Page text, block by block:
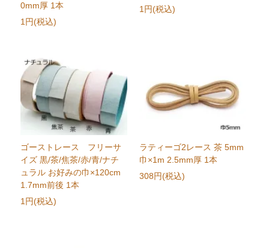
0mm厚 1本
1円(税込)
1円(税込)
ゴーストレース フリーサ
イズ 黒/茶/焦茶/赤/青/ナチ
ュラル お好みの巾×120cm
1.7mm前後 1本
1円(税込)
ラティーゴ2レース 茶 5mm
巾×1m 2.5mm厚 1本
308円(税込)